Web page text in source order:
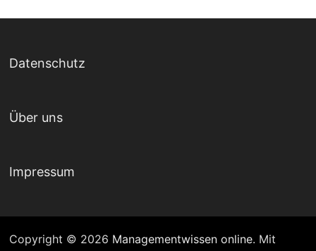
Datenschutz
Über uns
Impressum
Copyright © 2026 Managementwissen online. Mit